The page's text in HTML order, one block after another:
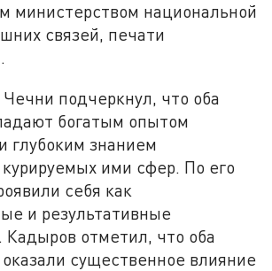
министерством национальной
связей, печати
подчеркнул, что оба
богатым опытом
глубоким знанием
ими сфер. По его
себя как
и результативные
Кадыров отметил, что оба
существенное влияние